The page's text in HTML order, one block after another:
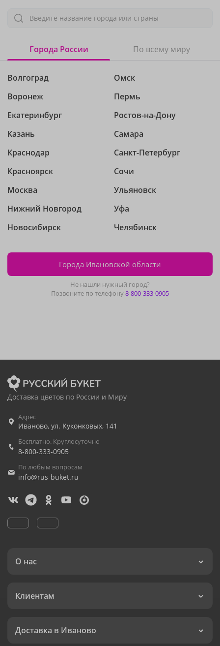
Введите название города или страны
Города России По всему миру
Волгоград
Воронеж
Екатеринбург
Казань
Краснодар
Красноярск
Москва
Нижний Новгород
Новосибирск
Омск
Пермь
Ростов-на-Дону
Самара
Санкт-Петербург
Сочи
Ульяновск
Уфа
Челябинск
Города Ивановской области
Не нашли нужный город?
Позвоните по телефону8-800-333-0905
Доставка цветов по России и Миру
Адрес
Иваново, ул. Куконковых, 141
Бесплатно. Круглосуточно
8-800-333-0905
По любым вопросам
info@rus-buket.ru
О нас
Клиентам
Доставка в Иваново